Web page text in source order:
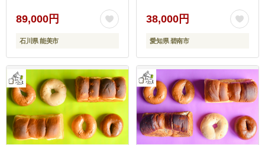
89,000円
石川県 能美市
38,000円
愛知県 碧南市